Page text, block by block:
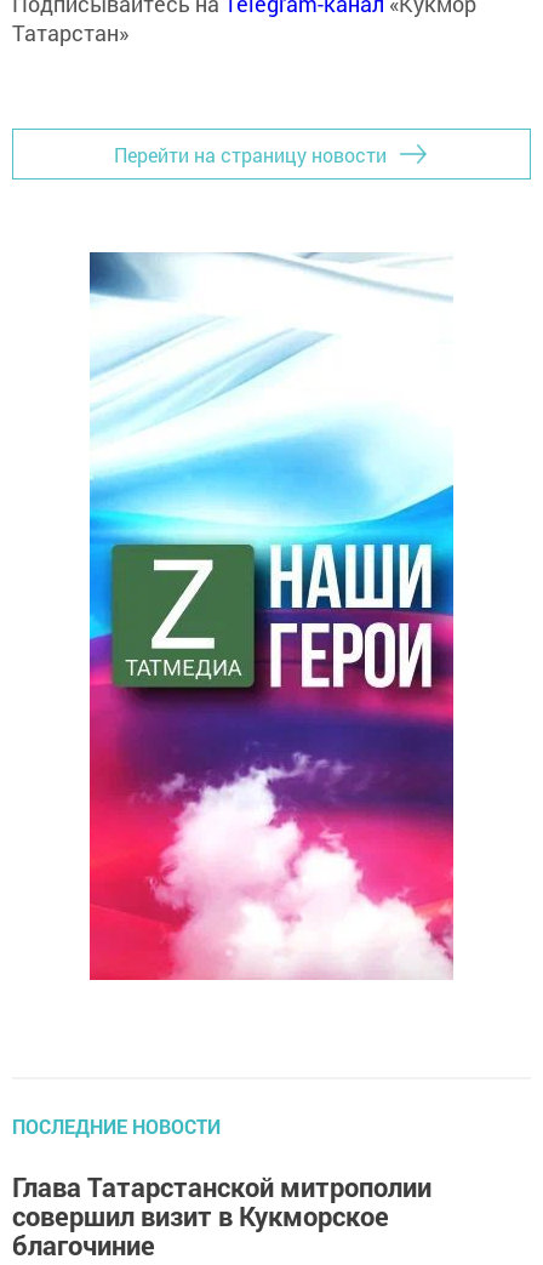
Татарстан»
Перейти на страницу новости
ПОСЛЕДНИЕ НОВОСТИ
Глава Татарстанской митрополии
совершил визит в Кукморское
благочиние